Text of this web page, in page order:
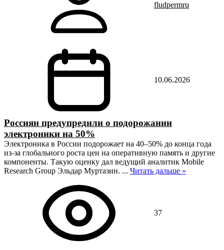
fludpermru
10.06.2026
Россиян предупредили о подорожании
электроники на 50%
Электроника в России подорожает на 40–50% до конца года
из-за глобального роста цен на оперативную память и другие
компоненты. Такую оценку дал ведущий аналитик Mobile
Research Group Эльдар Муртазин. ... Читать дальше »
37